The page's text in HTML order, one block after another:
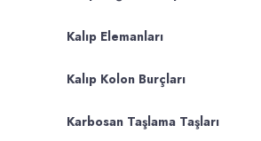
Kalıp Elemanları
Kalıp Kolon Burçları
Karbosan Taşlama Taşları